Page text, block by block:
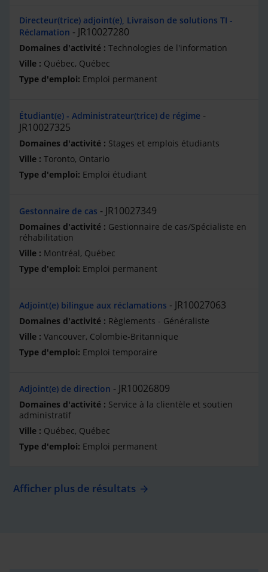
Directeur(trice) adjoint(e), Livraison de solutions TI -
Réclamation
JR10027280
Technologies de l'information
Québec, Québec
Emploi permanent
Étudiant(e) - Administrateur(trice) de régime
JR10027325
Stages et emplois étudiants
Toronto, Ontario
Emploi étudiant
Gestonnaire de cas JR10027349
Gestionnaire de cas/Spécialiste en
réhabilitation
Montréal, Québec
Emploi permanent
Adjoint(e) bilingue aux réclamations JR10027063
Règlements - Généraliste
Vancouver, Colombie-Britannique
Emploi temporaire
Adjoint(e) de direction JR10026809
Service à la clientèle et soutien
administratif
Québec, Québec
Emploi permanent
Afficher plus de résultats